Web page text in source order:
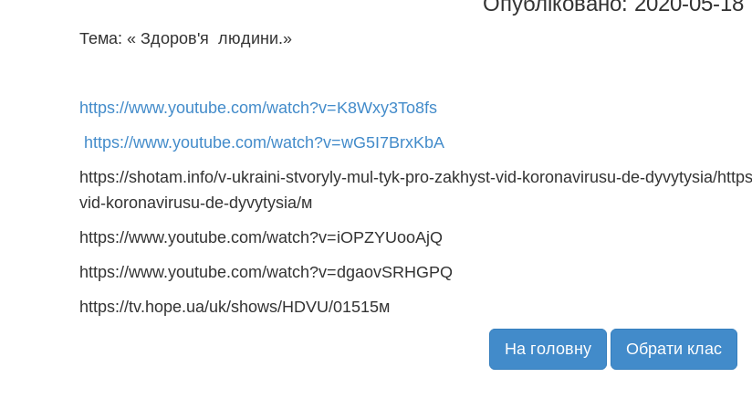
Тема: « Здоров'я людини.»
https://www.youtube.com/watch?v=K8Wxy3To8fs
https://www.youtube.com/watch?v=wG5I7BrxKbA
https://shotam.info/v-ukraini-stvoryly-mul-tyk-pro-zakhyst-vid-koronavirusu-de-dyvytysia/
vid-koronavirusu-de-dyvytysia/м
https://www.youtube.com/watch?v=iOPZYUooAjQ
https://www.youtube.com/watch?v=dgaovSRHGPQ
https://tv.hope.ua/uk/shows/HDVU/01515м
На головну Обрати клас